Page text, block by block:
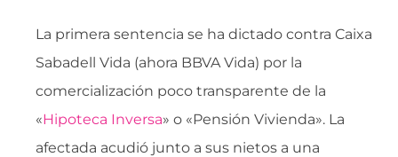
La primera sentencia se ha dictado contra Caixa
Sabadell Vida (ahora BBVA Vida) por la
comercialización poco transparente de la
«Hipoteca Inversa» o «Pensión Vivienda». La
afectada acudió junto a sus nietos a una